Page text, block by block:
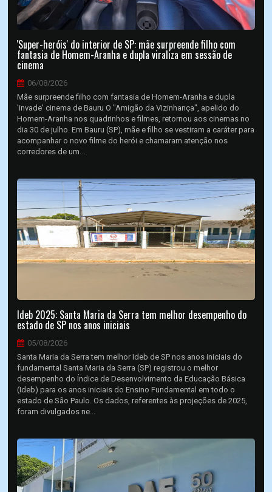
'Super-heróis' do interior de SP: mãe surpreende filho com
fantasia de Homem-Aranha e dupla viraliza em sessão de
cinema
06/08/2026
Mãe surpreende filho com fantasia de Homem-Aranha e dupla
'invade' cinema de Bauru O "Amigão da Vizinhança", apelido do
Homem-Aranha nos quadrinhos e filmes, retornou aos cinemas no
dia 30 de julho. Em Bauru (SP), mãe e filho se vestiram a caráter para
acompanhar o novo filme do herói e chamaram atenção nos
corredores de um...
Ideb 2025: Santa Maria da Serra tem melhor desempenho do
estado de SP nos anos iniciais
05/08/2026
Santa Maria da Serra tem melhor Ideb de SP nos anos iniciais do
fundamental Santa Maria da Serra (SP) registrou o melhor
desempenho do Índice de Desenvolvimento da Educação Básica
(Ideb) para os anos iniciais do Ensino Fundamental em todo o
estado de São Paulo. Os dados, referentes às projeções de 2025,
foram divulgados ne...